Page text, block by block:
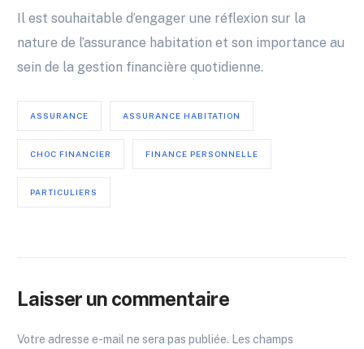
Il est souhaitable d’engager une réflexion sur la
nature de l’assurance habitation et son importance au
sein de la gestion financière quotidienne.
ASSURANCE ASSURANCE HABITATION
CHOC FINANCIER FINANCE PERSONNELLE
PARTICULIERS
Laisser un commentaire
Votre adresse e-mail ne sera pas publiée. Les champs